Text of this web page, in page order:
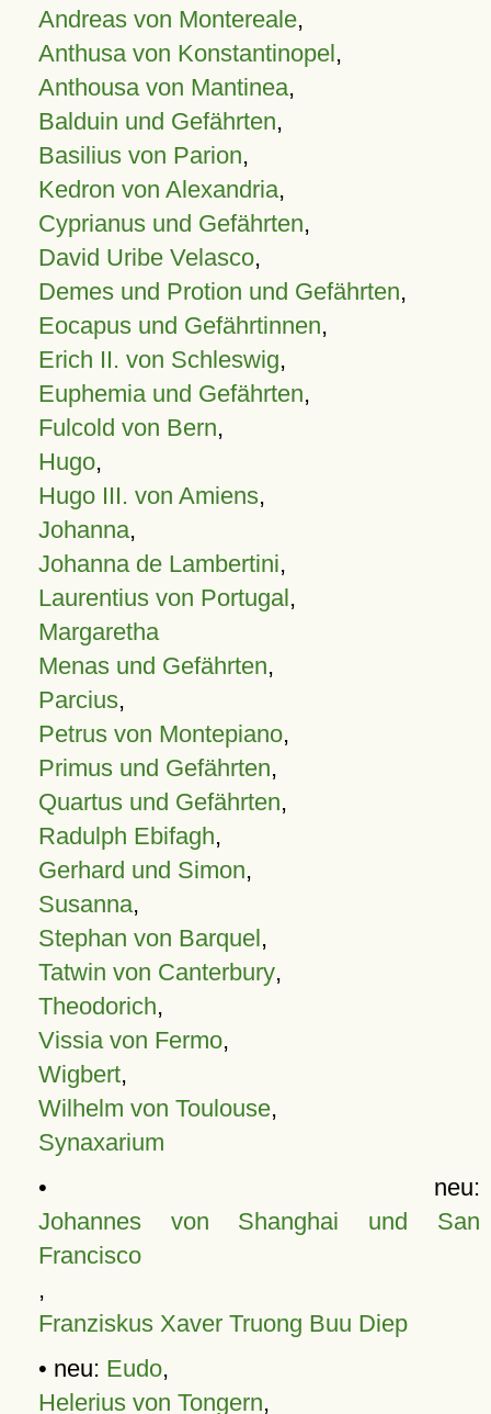
Andreas von Montereale,
Anthusa von Konstantinopel,
Anthousa von Mantinea,
Balduin und Gefährten,
Basilius von Parion,
Kedron von Alexandria,
Cyprianus und Gefährten,
David Uribe Velasco,
Demes und Protion und Gefährten,
Eocapus und Gefährtinnen,
Erich II. von Schleswig,
Euphemia und Gefährten,
Fulcold von Bern,
Hugo,
Hugo III. von Amiens,
Johanna,
Johanna de Lambertini,
Laurentius von Portugal,
Margaretha
Menas und Gefährten,
Parcius,
Petrus von Montepiano,
Primus und Gefährten,
Quartus und Gefährten,
Radulph Ebifagh,
Gerhard und Simon,
Susanna,
Stephan von Barquel,
Tatwin von Canterbury,
Theodorich,
Vissia von Fermo,
Wigbert,
Wilhelm von Toulouse,
Synaxarium
• neu:
Johannes von Shanghai und San
Francisco
,
Franziskus Xaver Truong Buu Diep
• neu: Eudo,
Helerius von Tongern,